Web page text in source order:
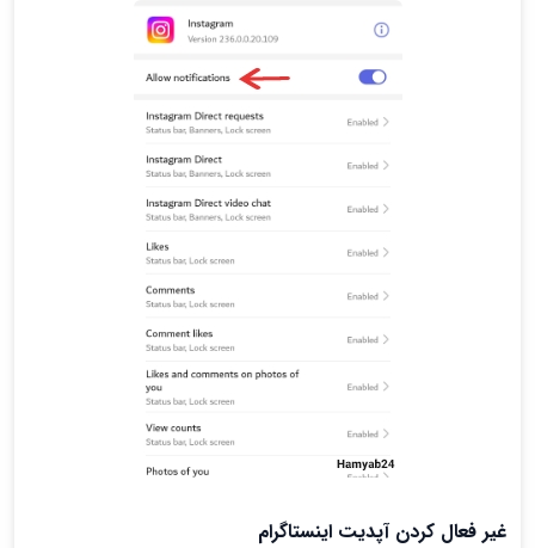
غير فعال كردن آپديت اینستاگرام